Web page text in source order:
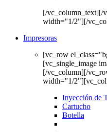
[/vc_column_text][/
width="1/2"][/
Impresoras
[vc_row
[vc_single_image
[/vc_column][/
width="1/
Inyección de
Cartucho
Botella